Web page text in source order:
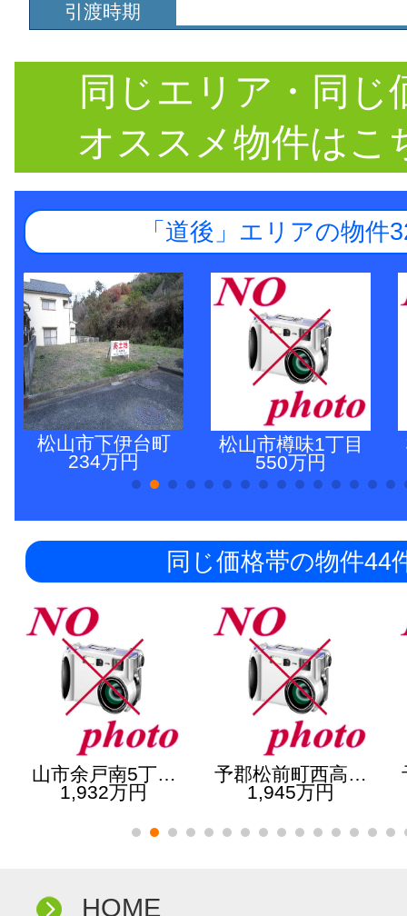
引渡時期
同じエリア・同じ
オススメ物件はこ
「道後」エリアの物件
松山市下伊台町
234万円
松山市樽味1丁目
550万円
同じ価格帯の物件44
山市余戸南5丁…
1,932万円
予郡松前町西高…
1,945万円
HOME